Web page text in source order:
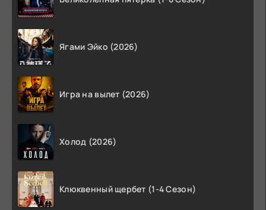
Ягами Эйко (2026)
Игра на вылет (2026)
Холод (2026)
Клюквенный щербет (1-4 Сезон)